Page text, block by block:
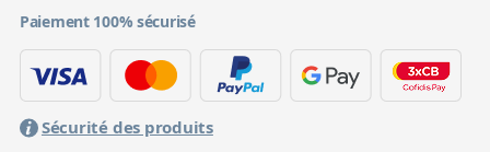
Paiement 100% sécurisé
Sécurité des produits